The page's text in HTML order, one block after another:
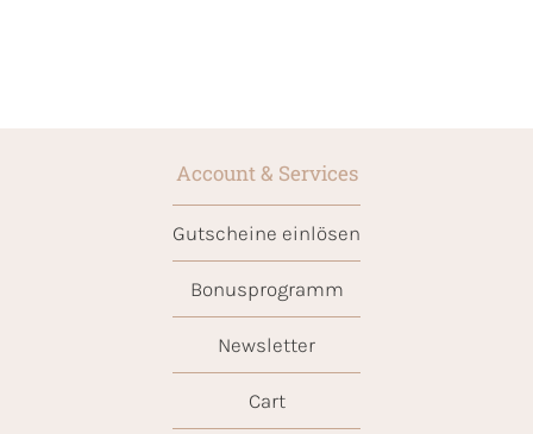
Account & Services
Gutscheine einlösen
Bonusprogramm
Newsletter
Cart